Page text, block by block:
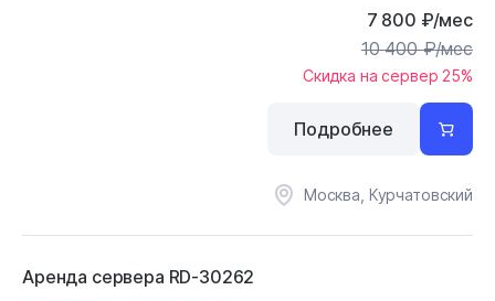
7 800 ₽/мес
10 400₽/мес
Скидка на сервер 25%
Москва, Курчатовский
Подробнее
Аренда сервера RD-30262